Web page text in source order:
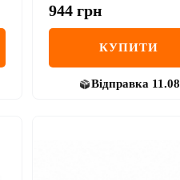
944 грн
КУПИТИ
Відправка 11.08